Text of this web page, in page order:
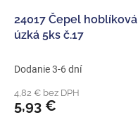
24017 Čepel hoblíková
úzká 5ks č.17
Dodanie 3-6 dní
4,82 € bez DPH
5,93 €